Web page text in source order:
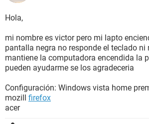
Hola,
mi nombre es victor pero mi lapto
pantalla negra no responde el teclado ni
mantiene la computadora encendida la
pueden ayudarme se los agradeceria
Configuración: Windows vista home
mozill firefox
acer